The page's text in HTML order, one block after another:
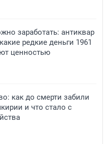
заработать: антиквар
редкие деньги 1961
ценностью
как до смерти забили
и что стало с